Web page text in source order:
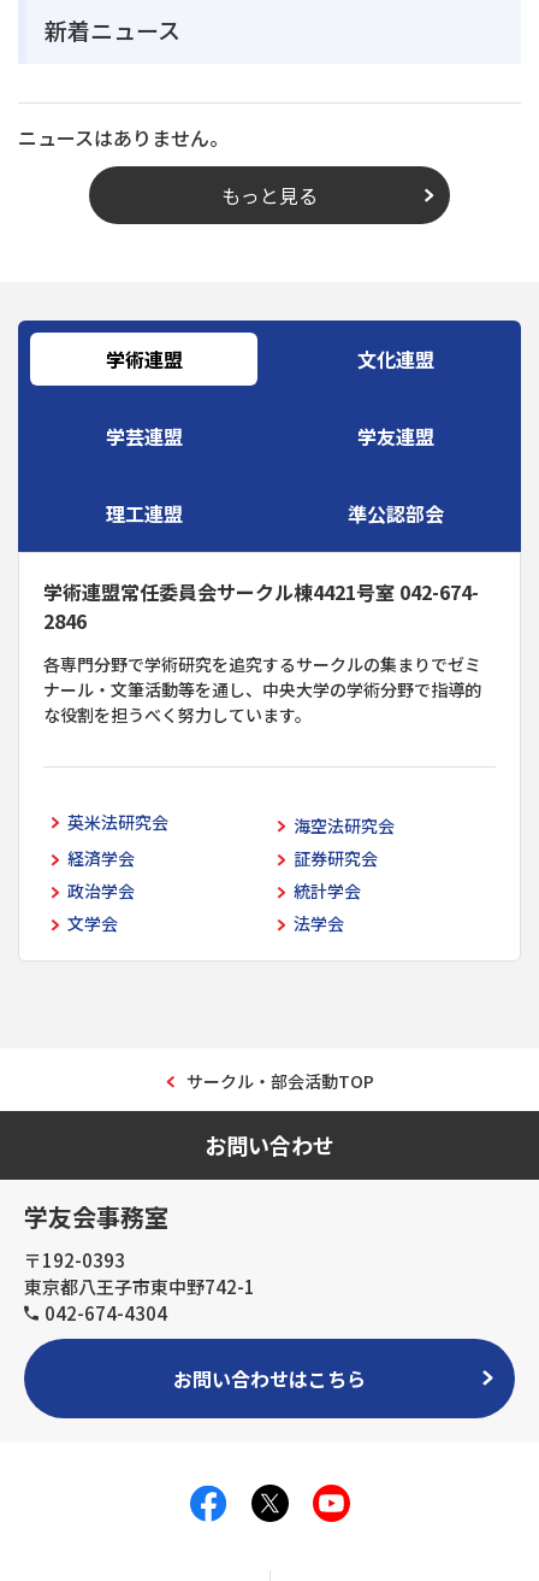
新着ニュース
ニュースはありません。
もっと見る
学術連盟 文化連盟
学芸連盟 学友連盟
理工連盟 準公認部会
学術連盟常任委員会サークル棟4421号室 042-674-
2846
各専門分野で学術研究を追究するサークルの集まりでゼミ
ナール・文筆活動等を通し、中央大学の学術分野で指導的
な役割を担うべく努力しています。
英米法研究会
海空法研究会
経済学会
証券研究会
政治学会
統計学会
文学会
法学会
サークル・部会活動TOP
お問い合わせ
学友会事務室
〒192-0393
東京都八王子市東中野742-1
042-674-4304
お問い合わせはこちら